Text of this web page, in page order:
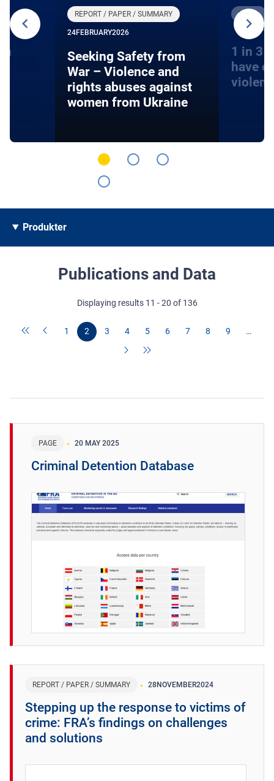
REPORT / PAPER / SUMMARY
24FEBRUARY2026
Seeking Safety from
War – Violence and
rights abuses against
women from Ukraine
VIDEO
15
1 in 3
have
Produkter
Publications and Data
Displaying results 11 - 20 of 136
1 2 3 4 5 6 7 8 9 …
PAGE 20 MAY 2025
Criminal Detention Database
REPORT / PAPER / SUMMARY 28NOVEMBER2024
Stepping up the response to victims of
crime: FRA’s findings on challenges
and solutions